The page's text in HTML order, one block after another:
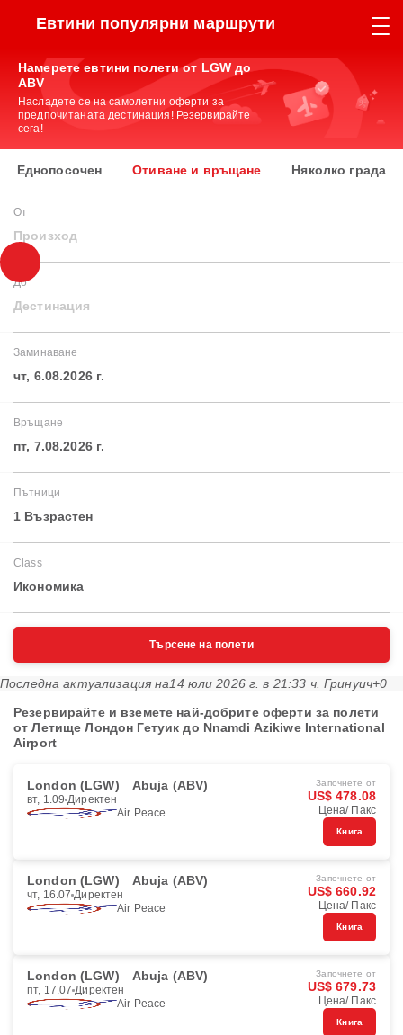
Евтини популярни маршрути
Намерете евтини полети от LGW до
ABV
Насладете се на самолетни оферти за
предпочитаната дестинация! Резервирайте
сега!
Еднопосочен Отиване и връщане Няколко града
От
Произход
До
Дестинация
Заминаване
чт, 6.08.2026 г.
Връщане
пт, 7.08.2026 г.
Пътници
1 Възрастен
Class
Икономика
Търсене на полети
Последна актуализация на14 юли 2026 г. в 21:33 ч. Гринуич+0
Резервирайте и вземете най-добрите оферти за полети
от Летище Лондон Гетуик до Nnamdi Azikiwe International
Airport
London (LGW) Abuja (ABV)
вт, 1.09 Директен
Air Peace
Започнете от
US$ 478.08
Цена/ Пакс
Книга
London (LGW) Abuja (ABV)
чт, 16.07 Директен
Air Peace
Започнете от
US$ 660.92
Цена/ Пакс
Книга
London (LGW) Abuja (ABV)
пт, 17.07 Директен
Air Peace
Започнете от
US$ 679.73
Цена/ Пакс
Книга